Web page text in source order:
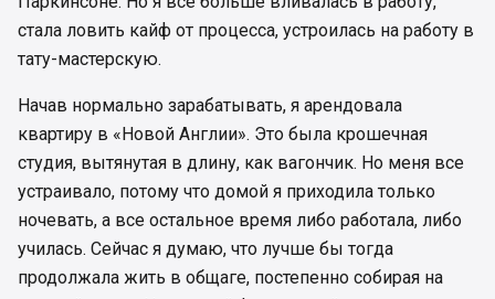
стала ловить кайф от процесса, устроилась на работу в
тату-мастерскую.
Начав нормально зарабатывать, я арендовала
квартиру в «Новой Англии». Это была крошечная
студия, вытянутая в длину, как вагончик. Но меня все
устраивало, потому что домой я приходила только
ночевать, а все остальное время либо работала, либо
училась. Сейчас я думаю, что лучше бы тогда
продолжала жить в общаге, постепенно собирая на